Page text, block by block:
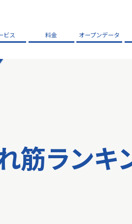
ビス 料金 オープンデータ
筋ランキ